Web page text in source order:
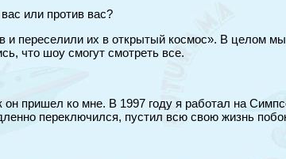
или против вас?
переселили их в открытый космос». В целом
что шоу смогут смотреть все.
пришел ко мне. В 1997 году я работал на
переключился, пустил всю свою жизнь